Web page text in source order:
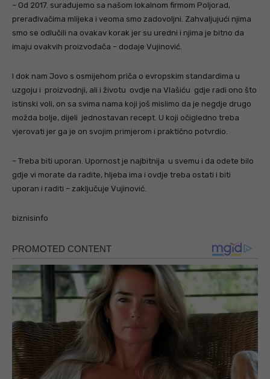
– Od 2017. surađujemo sa našom lokalnom firmom Poljorad,
prerađivačima mlijeka i veoma smo zadovoljni. Zahvaljujući njima
smo se odlučili na ovakav korak jer su uredni i njima je bitno da
imaju ovakvih proizvođača – dodaje Vujinović.
I dok nam Jovo s osmijehom priča o evropskim standardima u
uzgoju i proizvodnji, ali i životu ovdje na Vlašiću gdje radi ono što
istinski voli, on sa svima nama koji još mislimo da je negdje drugo
možda bolje, dijeli jednostavan recept. U koji očigledno treba
vjerovati jer ga je on svojim primjerom i praktično potvrdio.
– Treba biti uporan. Upornost je najbitnija u svemu i da odete bilo
gdje vi morate da radite, hljeba ima i ovdje treba ostati i biti
uporan i raditi – zaključuje Vujinović.
biznisinfo